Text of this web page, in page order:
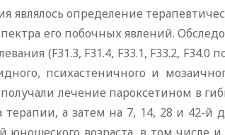
являлось определение
его побочных явлений.
(F31.3, F31.4, F33.1, F33.2,
психастеничного и
лечение пароксетином в
терапии, а затем на 7, 14, 28 и 42-